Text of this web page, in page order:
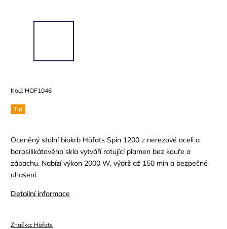
Kód: HOF1046
Oceněný stolní biokrb Höfats Spin 1200 z nerezové oceli a
borosilikátového skla vytváří rotující plamen bez kouře a
zápachu. Nabízí výkon 2000 W, výdrž až 150 min a bezpečné
uhašení.
Detailní informace
Tip
Značka: Höfats